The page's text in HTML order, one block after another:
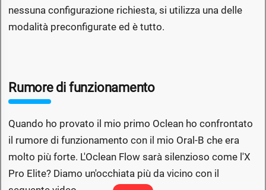
nessuna configurazione richiesta, si utilizza una delle
modalità preconfigurate ed è tutto.
Rumore di funzionamento
Quando ho provato il mio primo Oclean ho confrontato
il rumore di funzionamento con il mio Oral-B che era
molto più forte. L'Oclean Flow sarà silenzioso come l'X
Pro Elite? Diamo un'occhiata più da vicino con il